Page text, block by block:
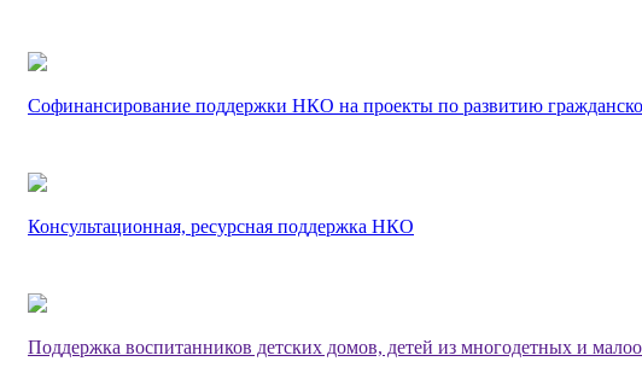
Софинансирование поддержки НКО на проекты по развитию
Консультационная, ресурсная поддержка НКО
Поддержка воспитанников детских домов, детей из многодетных и